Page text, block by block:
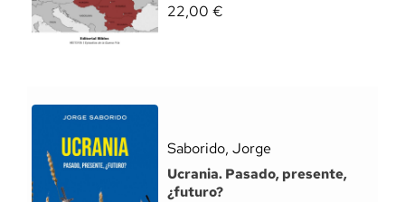
22,00 €
Saborido, Jorge
Ucrania. Pasado, presente,
¿futuro?